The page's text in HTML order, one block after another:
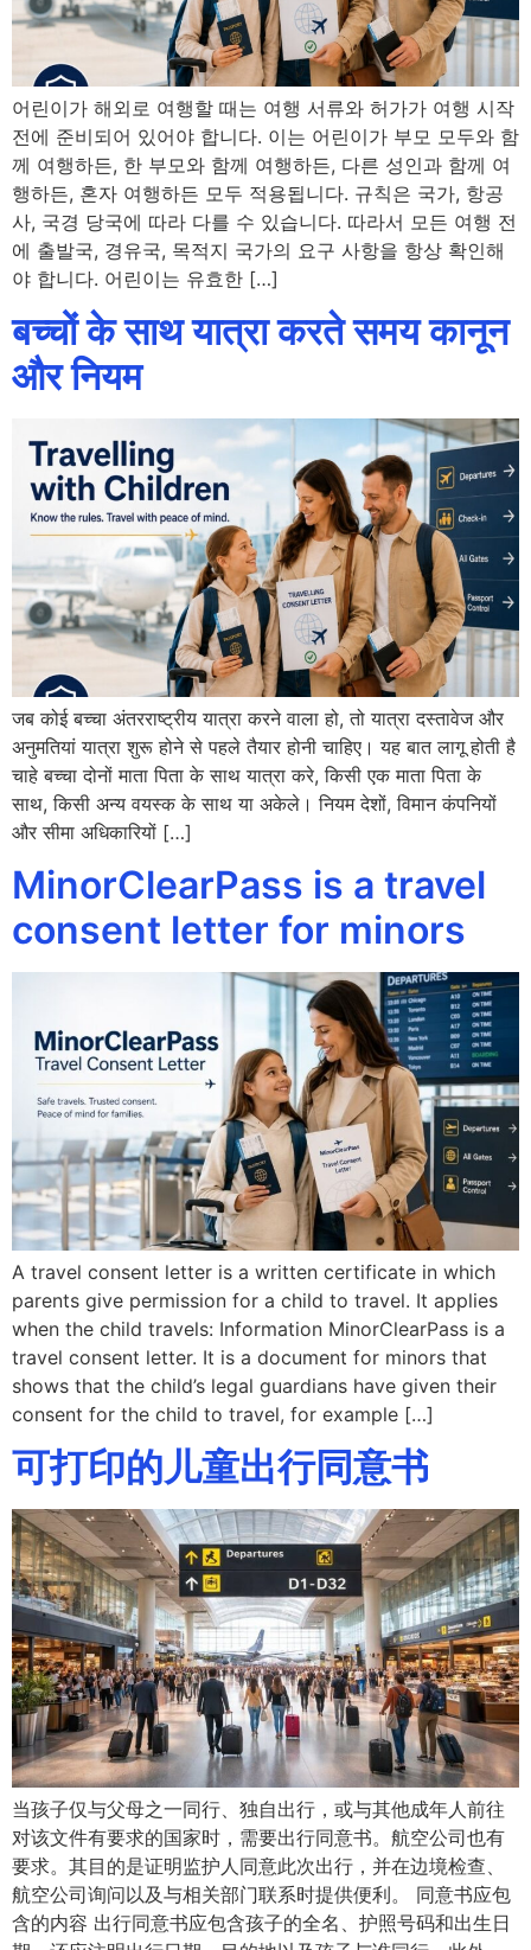
어린이가 해외로 여행할 때는 여행 서류와 허가가 여행 시작
전에 준비되어 있어야 합니다. 이는 어린이가 부모 모두와 함
께 여행하든, 한 부모와 함께 여행하든, 다른 성인과 함께 여
행하든, 혼자 여행하든 모두 적용됩니다. 규칙은 국가, 항공
사, 국경 당국에 따라 다를 수 있습니다. 따라서 모든 여행 전
에 출발국, 경유국, 목적지 국가의 요구 사항을 항상 확인해
야 합니다. 어린이는 유효한 […]
बच्चों के साथ यात्रा करते समय कानून
और नियम
जब कोई बच्चा अंतरराष्ट्रीय यात्रा करने वाला हो, तो यात्रा दस्तावेज और
अनुमतियां यात्रा शुरू होने से पहले तैयार होनी चाहिए। यह बात लागू होती है
चाहे बच्चा दोनों माता पिता के साथ यात्रा करे, किसी एक माता पिता के
साथ, किसी अन्य वयस्क के साथ या अकेले। नियम देशों, विमान कंपनियों
और सीमा अधिकारियों […]
MinorClearPass is a travel
consent letter for minors
A travel consent letter is a written certificate in which
parents give permission for a child to travel. It applies
when the child travels: Information MinorClearPass is a
travel consent letter. It is a document for minors that
shows that the child’s legal guardians have given their
consent for the child to travel, for example […]
可打印的儿童出行同意书
当孩子仅与父母之一同行、独自出行，或与其他成年人前往
对该文件有要求的国家时，需要出行同意书。航空公司也有
要求。其目的是证明监护人同意此次出行，并在边境检查、
航空公司询问以及与相关部门联系时提供便利。 同意书应包
含的内容 出行同意书应包含孩子的全名、护照号码和出生日